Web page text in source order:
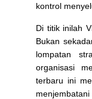
kontrol
Di titik inilah
Bukan
lompatan
organisasi
terbaru ini